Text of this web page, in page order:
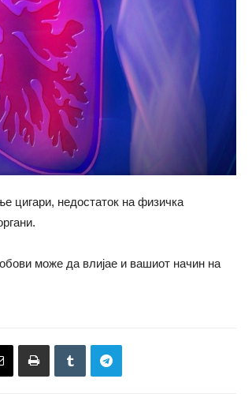
цигари, недостаток на физичка
може да влијае и вашиот начин на